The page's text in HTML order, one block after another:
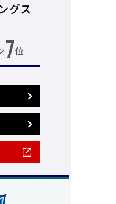
グス
7位